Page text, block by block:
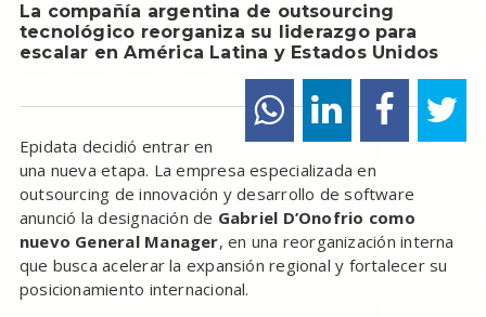
La compañía argentina de outsourcing
tecnológico reorganiza su liderazgo para
escalar en América Latina y Estados Unidos
Epidata decidió entrar en
una nueva etapa. La empresa especializada en
outsourcing de innovación y desarrollo de software
anunció la designación de Gabriel D’Onofrio como
nuevo General Manager, en una reorganización interna
que busca acelerar la expansión regional y fortalecer su
posicionamiento internacional.